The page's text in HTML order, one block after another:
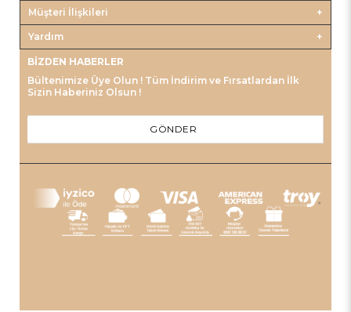
Müşteri İlişkileri
Yardım
BIZDEN HABERLER
Bültenimize Üye Olun ! Tüm İndirim ve Fırsatlardan İlk
Sizin Haberiniz Olsun !
GÖNDER